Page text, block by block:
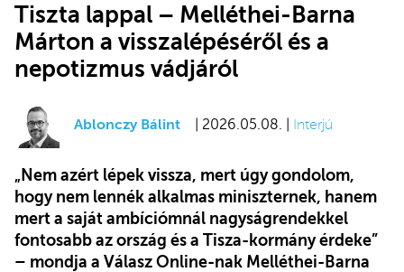
Tiszta lappal – Melléthei-Barna
Márton a visszalépéséről és a
nepotizmus vádjáról
Ablonczy Bálint | 2026.05.08. | Interjú
„Nem azért lépek vissza, mert úgy gondolom,
hogy nem lennék alkalmas miniszternek, hanem
mert a saját ambíciómnál nagyságrendekkel
fontosabb az ország és a Tisza-kormány érdeke”
– mondja a Válasz Online-nak Melléthei-Barna